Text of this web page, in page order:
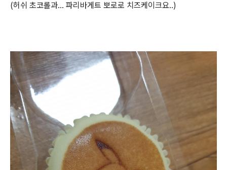
(허쉬 초코롤과... 파리바게트 뽀로로 치즈케이크요..)